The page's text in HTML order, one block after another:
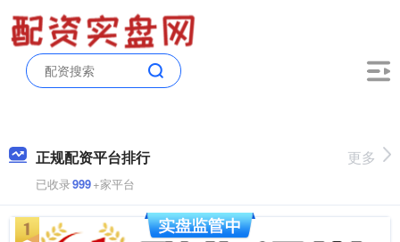
正规配资平台排行
已收录999+家平台
更多